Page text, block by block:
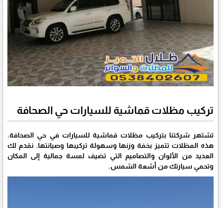
تركيب مظلات قماشية للسيارات حي الصحافة
تشتهر شركتنا بتركيب مظلات قماشية للسيارات في حي الصحافة.
هذه المظلات تتميز بخفة وزنها وسهولة تركيبها وصيانتها. نقدم لك
العديد من الألوان والتصاميم التي تضيف لمسة جمالية إلى المكان
وتحمي سيارتك من أشعة الشمس.